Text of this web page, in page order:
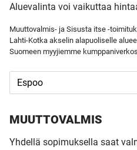
Aluevalinta voi vaikuttaa
Muuttovalmis- ja Sisusta itse -
Lahti-Kotka akselin alapuoliselle
Suomeen myyjiemme
MUUTTO­VALMIS
Yhdellä sopimuksella saat